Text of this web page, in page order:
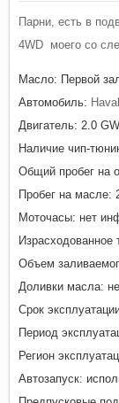
Парни, есть в
4WD моего со
Масло: Первой
Автомобиль:
Двигатель: 2.0
Наличие чип-
Общий пробег на
Пробег на масле:
Моточасы: нет
Израсходованное
Объем
Доливки масла:
Срок
Период
Регион
Автозапуск: